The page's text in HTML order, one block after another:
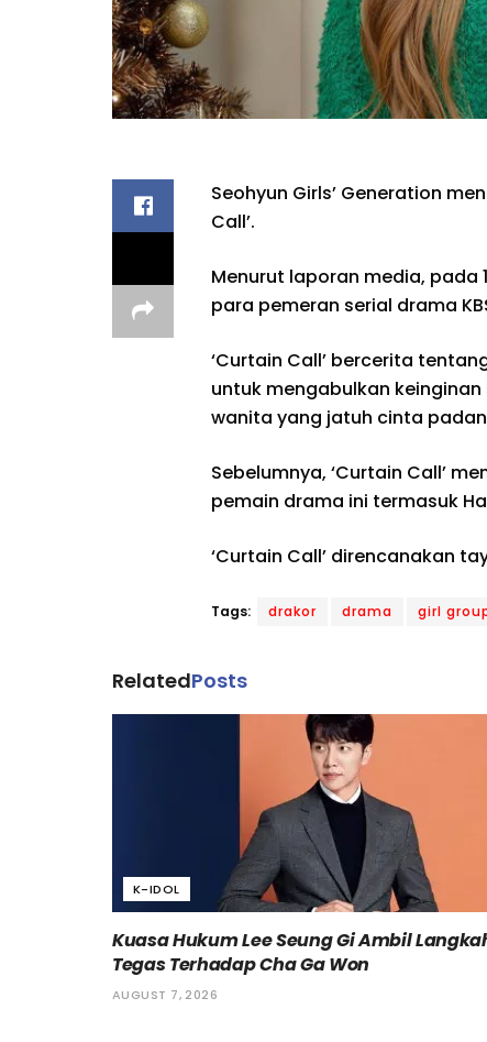
Seohyun Girls’ Generation
Call’.
Menurut laporan media, pada
para pemeran serial drama
‘Curtain Call’ bercerita
untuk mengabulkan
wanita yang jatuh cinta
Sebelumnya, ‘Curtain Call’
pemain drama ini termasuk
‘Curtain Call’ direncanakan
Tags: drakor drama girl
RelatedPosts
K-IDOL
Kuasa Hukum Lee Seung Gi Ambil
Tegas Terhadap Cha Ga Won
AUGUST 7, 2026